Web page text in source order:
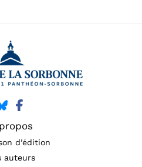
d’édition
auteurs